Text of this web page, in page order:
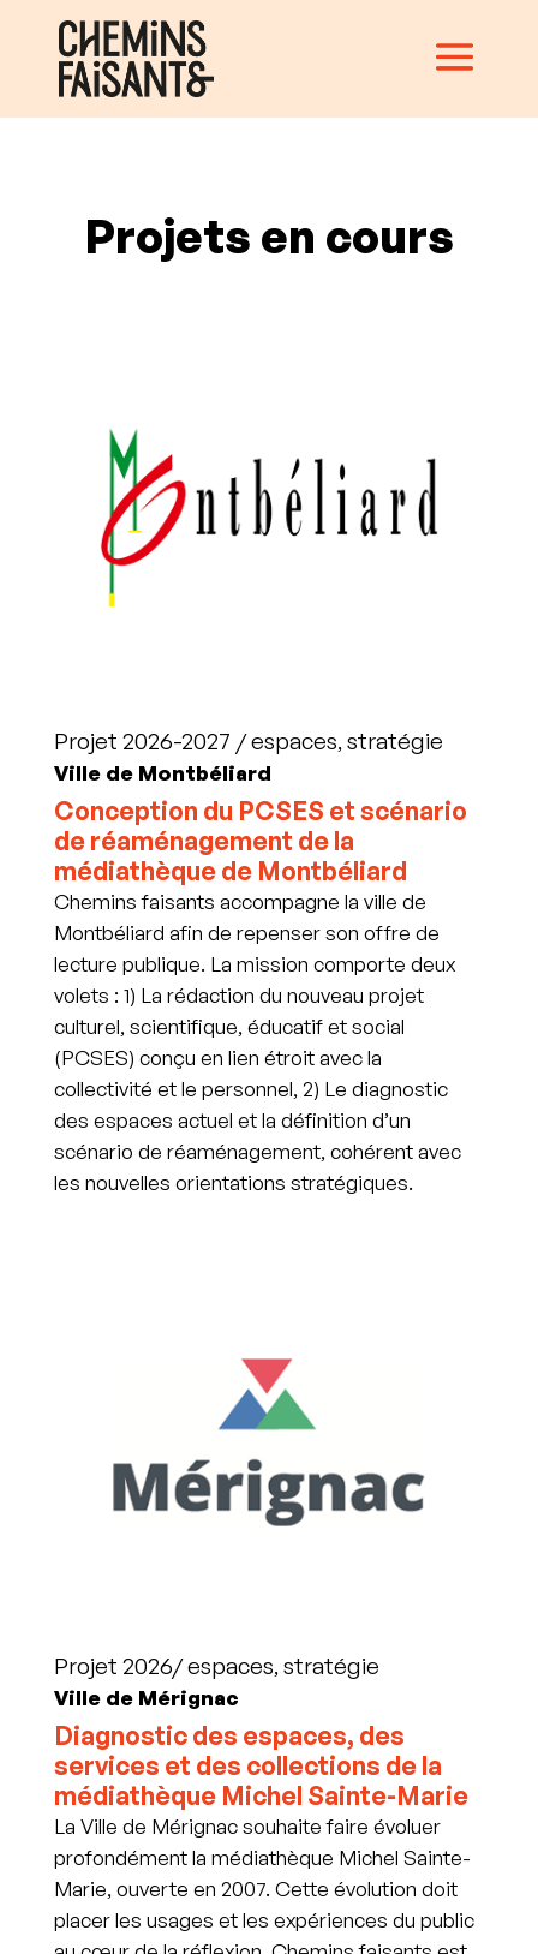
Projets en cours
Projet 2026-2027 / espaces, stratégie
Ville de Montbéliard
Conception du PCSES et scénario
de réaménagement de la
médiathèque de Montbéliard
Chemins faisants accompagne la ville de
Montbéliard afin de repenser son offre de
lecture publique. La mission comporte deux
volets : 1) La rédaction du nouveau projet
culturel, scientifique, éducatif et social
(PCSES) conçu en lien étroit avec la
collectivité et le personnel, 2) Le diagnostic
des espaces actuel et la définition d’un
scénario de réaménagement, cohérent avec
les nouvelles orientations stratégiques.
Projet 2026/ espaces, stratégie
Ville de Mérignac
Diagnostic des espaces, des
services et des collections de la
médiathèque Michel Sainte-Marie
La Ville de Mérignac souhaite faire évoluer
profondément la médiathèque Michel Sainte-
Marie, ouverte en 2007. Cette évolution doit
placer les usages et les expériences du public